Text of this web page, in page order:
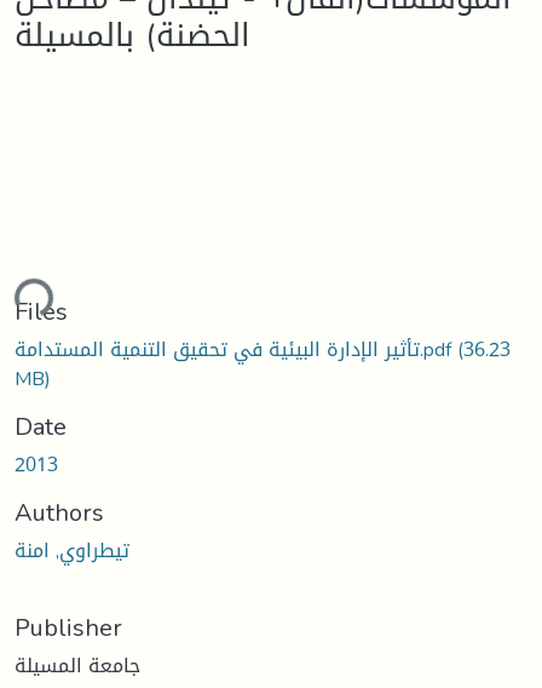
الحضنة) بالمسيلة
Files
تأثير الإدارة البيئية في تحقيق التنمية المستدامة.pdf(36.23
MB)
Date
2013
Authors
تيطراوي, امنة
Publisher
جامعة المسيلة